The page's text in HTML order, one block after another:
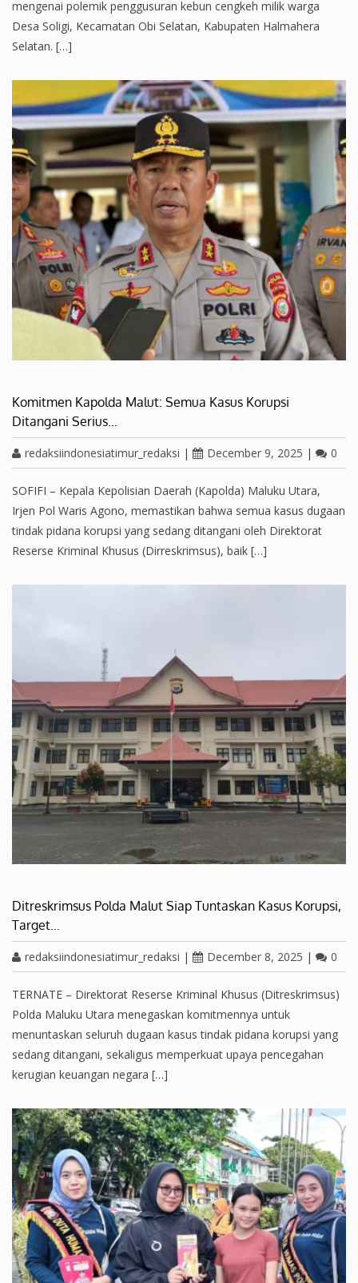
mengenai polemik penggusuran kebun cengkeh milik warga
Desa Soligi, Kecamatan Obi Selatan, Kabupaten Halmahera
Selatan. […]
Komitmen Kapolda Malut: Semua Kasus Korupsi
Ditangani Serius…
redaksiindonesiatimur_redaksi | December 9, 2025 | 0
SOFIFI – Kepala Kepolisian Daerah (Kapolda) Maluku Utara,
Irjen Pol Waris Agono, memastikan bahwa semua kasus dugaan
tindak pidana korupsi yang sedang ditangani oleh Direktorat
Reserse Kriminal Khusus (Dirreskrimsus), baik […]
Ditreskrimsus Polda Malut Siap Tuntaskan Kasus Korupsi,
Target…
redaksiindonesiatimur_redaksi | December 8, 2025 | 0
TERNATE – Direktorat Reserse Kriminal Khusus (Ditreskrimsus)
Polda Maluku Utara menegaskan komitmennya untuk
menuntaskan seluruh dugaan kasus tindak pidana korupsi yang
sedang ditangani, sekaligus memperkuat upaya pencegahan
kerugian keuangan negara […]